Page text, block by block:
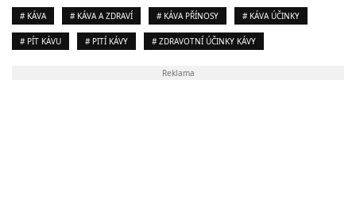
# KÁVA # KÁVA A ZDRAVÍ # KÁVA PŘÍNOSY # KÁVA ÚČINKY
# PÍT KÁVU # PITÍ KÁVY # ZDRAVOTNÍ ÚČINKY KÁVY
Reklama